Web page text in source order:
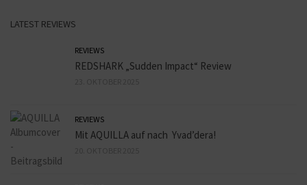
LATEST REVIEWS
REVIEWS
REDSHARK „Sudden Impact“ Review
REVIEWS
Mit AQUILLA auf nach Yvad’dera!